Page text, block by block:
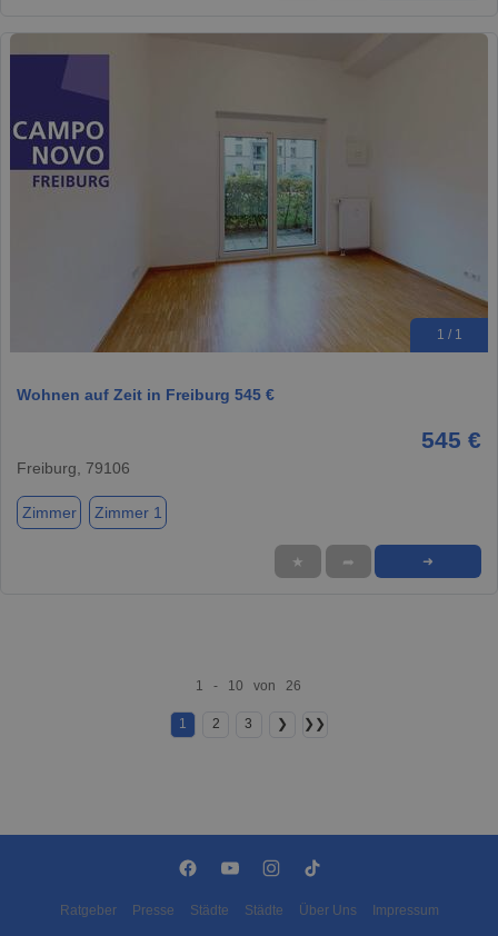
1 / 1
Wohnen auf Zeit in Freiburg 545 €
545 €
Freiburg, 79106
Zimmer Zimmer 1
★ ➦ ➜
1 - 10 von 26
1 2 3 ❯ ❯❯
Ratgeber Presse Städte Städte Über Uns Impressum